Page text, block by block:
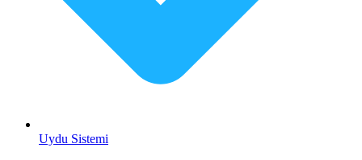
Uydu Sistemi